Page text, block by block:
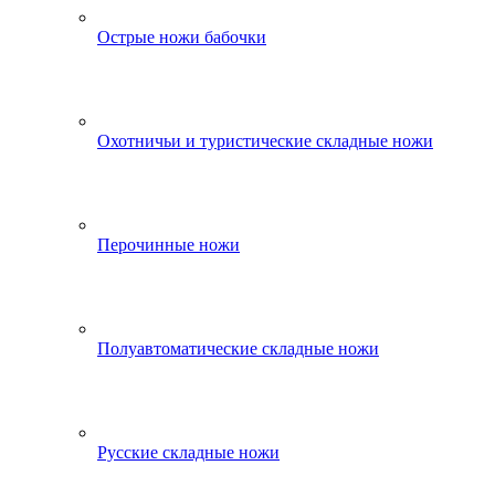
Острые ножи бабочки
Охотничьи и туристические складные ножи
Перочинные ножи
Полуавтоматические складные ножи
Русские складные ножи